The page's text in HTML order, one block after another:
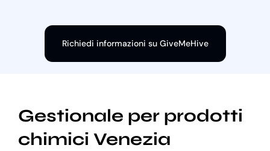
Richiedi informazioni su GiveMeHive
Gestionale per prodotti
chimici Venezia